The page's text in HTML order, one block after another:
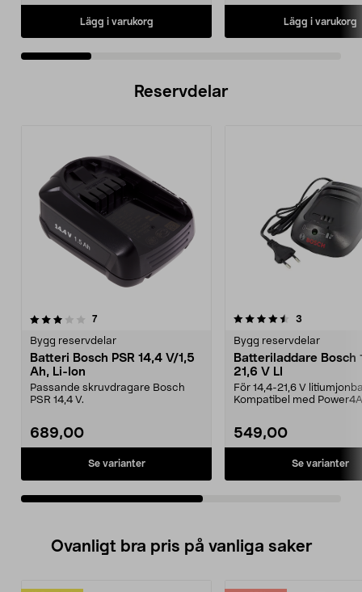
Lägg i varukorg Lägg i varukorg
Reservdelar
7recensioner
Bygg reservdelar
Batteri Bosch PSR 14,4 V/1,5
Ah, Li-Ion
Passande skruvdragare Bosch
PSR 14,4 V.
689,00
Se varianter
4.5av 5 stjärnor 3
Bygg reservdelar
Batteriladdare Bosch
21,6 V LI
För 14,4-21,6 V
Kompatibel med
549,00
Se varianter
0.0 av 5 stjärnor
Ovanligt bra pris på vanliga saker